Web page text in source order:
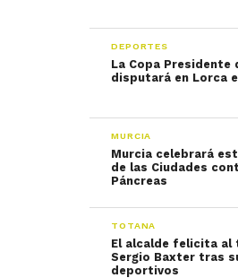
DEPORTES
La Copa
disputará en Lorca
MURCIA
Murcia celebrará
de las Ciudades
Páncreas
TOTANA
El alcalde felicita
Sergio Baxter tras
deportivos